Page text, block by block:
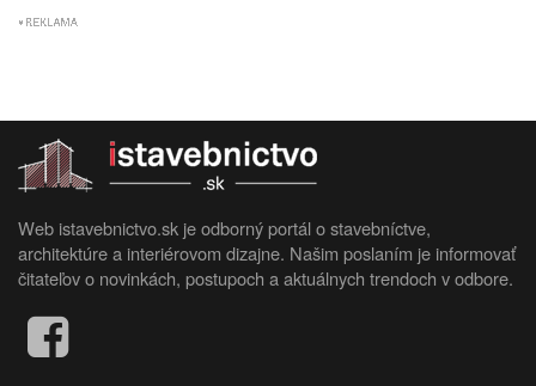
Web istavebnictvo.sk je odborný portál o stavebníctve,
architektúre a interiérovom dizajne. Našim poslaním je informovať
čitateľov o novinkách, postupoch a aktuálnych trendoch v odbore.